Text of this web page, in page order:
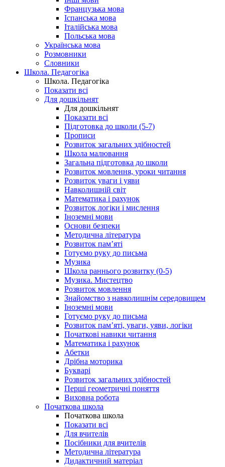
Французька мова
Іспанська мова
Італійська мова
Польська мова
Українська мова
Розмовники
Словники
Школа. Педагогіка
Школа. Педагогіка
Показати всі
Для дошкільнят
Для дошкільнят
Показати всі
Підготовка до школи (5-7)
Прописи
Розвиток загальних здібностей
Школа малювання
Загальна підготовка до школи
Розвиток мовлення, уроки читання
Розвиток уваги і уяви
Навколишній світ
Математика і рахунок
Розвиток логіки і мислення
Іноземні мови
Основи безпеки
Методична література
Розвиток пам’яті
Готуємо руку до письма
Музика
Школа раннього розвитку (0-5)
Музика. Мистецтво
Розвиток мовлення
Знайомство з навколишнім середовищем
Іноземні мови
Готуємо руку до письма
Розвиток пам’яті, уваги, уяви, логіки
Початкові навики читання
Математика і рахунок
Абетки
Дрібна моторика
Букварі
Розвиток загальних здібностей
Перші геометричні поняття
Виховна робота
Початкова школа
Початкова школа
Показати всі
Для вчителів
Посібники для вчителів
Методична література
Дидактичний матеріал